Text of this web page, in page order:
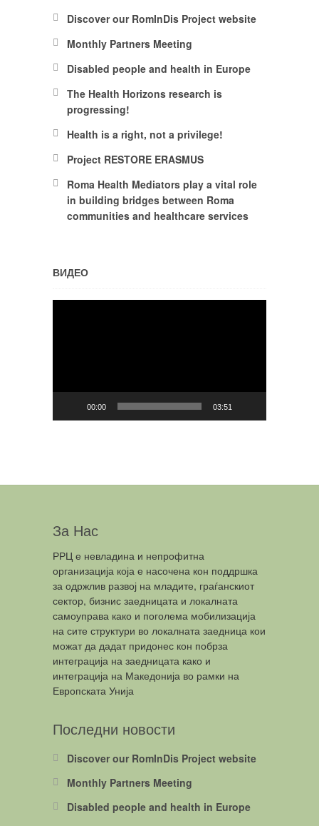
Discover our RomInDis Project website
Monthly Partners Meeting
Disabled people and health in Europe
The Health Horizons research is
progressing!
Health is a right, not a privilege!
Project RESTORE ERASMUS
Roma Health Mediators play a vital role
in building bridges between Roma
communities and healthcare services
ВИДЕО
00:00 03:51
За Нас
РРЦ е невладина и непрофитна
организација која е насочена кон поддршка
за одржлив развој на младите, граѓанскиот
сектор, бизнис заедницата и локалната
самоуправа како и поголема мобилизација
на сите структури во локалната заедница кои
можат да дадат придонес кон побрза
интеграција на заедницата како и
интеграција на Македонија во рамки на
Европската Унија
Последни новости
Discover our RomInDis Project website
Monthly Partners Meeting
Disabled people and health in Europe